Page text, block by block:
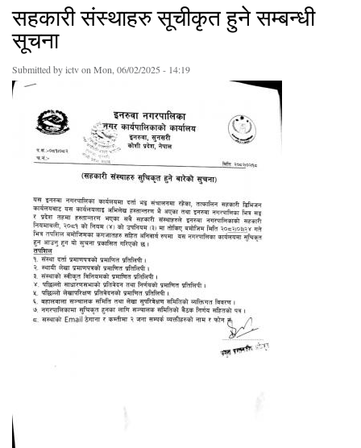
सहकारी संस्थाहरु सूचीकृत हुने सम्बन्धी
सूचना
Submitted byictvon Mon, 06/02/2025 - 14:19